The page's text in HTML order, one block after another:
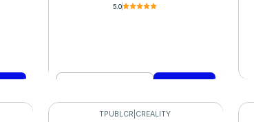
5.0
Comprar ahora
TPUBLCR CREALITY